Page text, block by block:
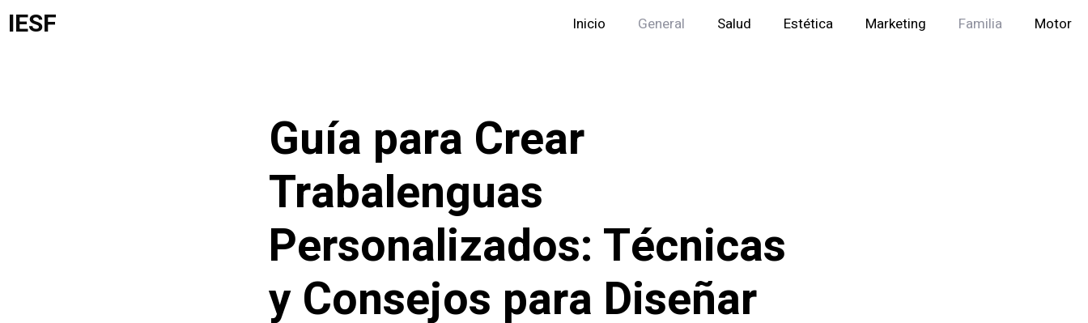
Saltar
alIESF Inicio General Salud Estética Marketing Familia Motor
Guía para Crear
Trabalenguas
Personalizados: Técnicas
y Consejos para Diseñar